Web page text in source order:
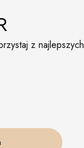
z najlepszych